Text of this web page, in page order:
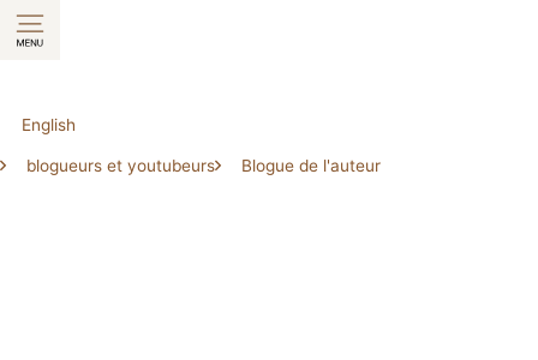
Aller
au
English
blogueurs et youtubeurs Blogue de l'auteur